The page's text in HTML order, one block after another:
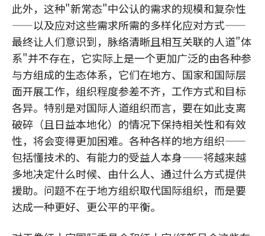
此外，这种"新常态"中公认的需求的规模和复杂性
——以及应对这些需求所需的多样化应对方式——
最终让人们意识到，脉络清晰且相互关联的人道"体
系"并不存在，它实际上是一个更加广泛的由各种参
与方组成的生态体系，它们在地方、国家和国际层
面开展工作，组织程度参差不齐，工作方式和目标
各异。特别是对国际人道组织而言，要在如此支离
破碎（且日益本地化）的情况下保持相关性和有效
性，将会变得更加困难。各种各样的地方组织——
包括懂技术的、有能力的受益人本身——将越来越
多地决定什么时候、由什么人、通过什么方式提供
援助。问题不在于地方组织取代国际组织，而是要
达成一种更好、更公平的平衡。